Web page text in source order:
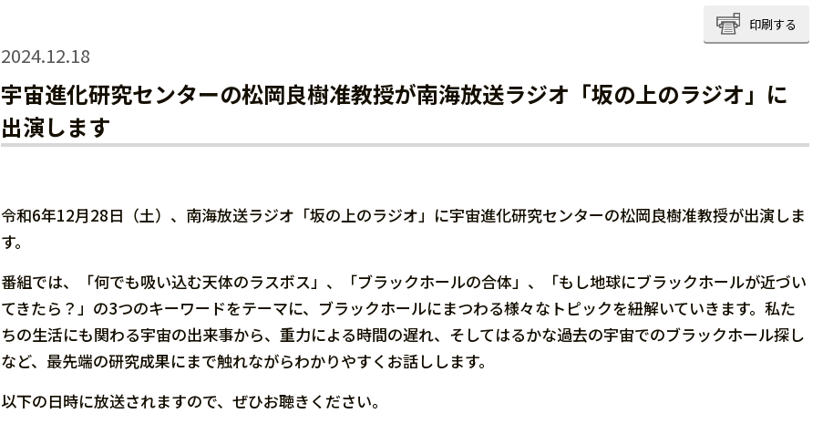
印刷する
2024.12.18
宇宙進化研究センターの松岡良樹准教授が南海放送ラジオ「坂の上のラジオ」に
出演します
令和6年12月28日（土）、南海放送ラジオ「坂の上のラジオ」に宇宙進化研究センターの松岡良樹准教授が出演しま
す。
番組では、「何でも吸い込む天体のラスボス」、「ブラックホールの合体」、「もし地球にブラックホールが近づい
てきたら？」の3つのキーワードをテーマに、ブラックホールにまつわる様々なトピックを紐解いていきます。私た
ちの生活にも関わる宇宙の出来事から、重力による時間の遅れ、そしてはるかな過去の宇宙でのブラックホール探し
など、最先端の研究成果にまで触れながらわかりやすくお話しします。
以下の日時に放送されますので、ぜひお聴きください。